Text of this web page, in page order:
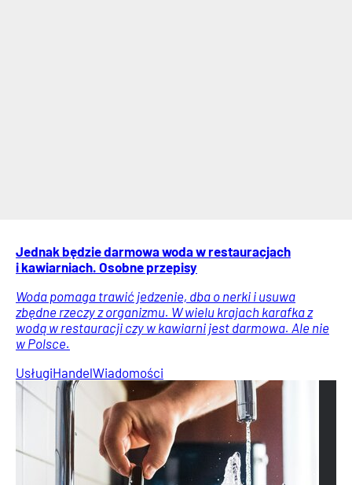
Jednak będzie darmowa woda w restauracjach
i kawiarniach. Osobne przepisy
Woda pomaga trawić jedzenie, dba o nerki i usuwa
zbędne rzeczy z organizmu. W wielu krajach karafka z
wodą w restauracji czy w kawiarni jest darmowa. Ale nie
w Polsce.
UsługiHandelWiadomości